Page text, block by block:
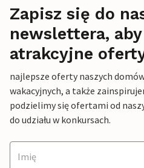
Zapisz się do
newslettera,
atrakcyjne
najlepsze oferty naszych
wakacyjnych, a także
podzielimy się ofertami od
do udziału w konkursach.